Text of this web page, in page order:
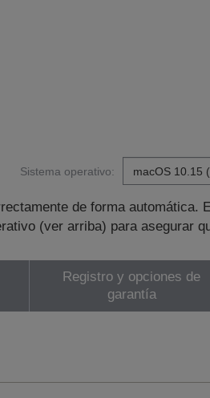
Sistema operativo:
de forma automática.
(ver arriba) para asegurar
Registro y opciones de
garantía